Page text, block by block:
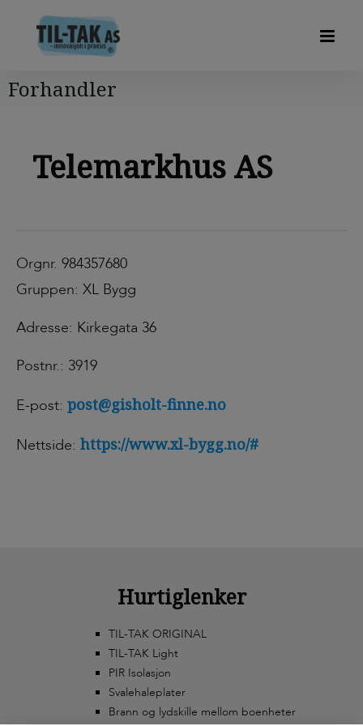
Forhandler
Telemarkhus AS
Orgnr. 984357680
Gruppen: XL Bygg
Adresse: Kirkegata 36
Postnr.: 3919
E-post: post@gisholt-finne.no
Nettside: https://www.xl-bygg.no/#
Hurtiglenker
TIL-TAK ORIGINAL
TIL-TAK Light
PIR Isolasjon
Svalehaleplater
Brann og lydskille mellom boenheter